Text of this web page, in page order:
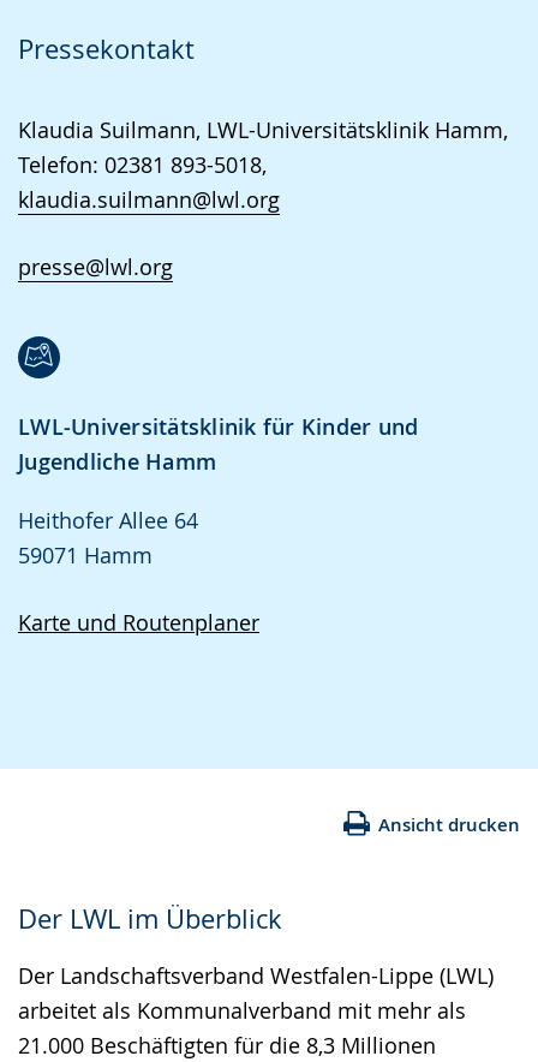
Pressekontakt
Klaudia Suilmann, LWL-Universitätsklinik Hamm,
Telefon: 02381 893-5018,
klaudia.suilmann@lwl.org
presse@lwl.org
LWL-Universitätsklinik für Kinder und
Jugendliche Hamm
Heithofer Allee 64
59071 Hamm
Karte und Routenplaner
Ansicht drucken
Der LWL im Überblick
Der Landschaftsverband Westfalen-Lippe (LWL)
arbeitet als Kommunalverband mit mehr als
21.000 Beschäftigten für die 8,3 Millionen